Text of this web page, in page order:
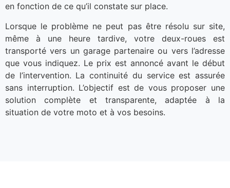
en fonction de ce qu’il constate sur place.
Lorsque le problème ne peut pas être résolu sur site,
même à une heure tardive, votre deux-roues est
transporté vers un garage partenaire ou vers l’adresse
que vous indiquez. Le prix est annoncé avant le début
de l’intervention. La continuité du service est assurée
sans interruption. L’objectif est de vous proposer une
solution complète et transparente, adaptée à la
situation de votre moto et à vos besoins.